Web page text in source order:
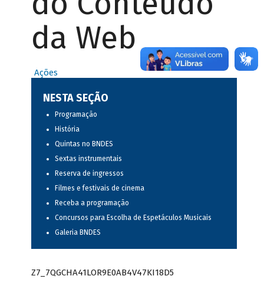
da Web
Ações
NESTA SEÇÃO
Programação
História
Quintas no BNDES
Sextas instrumentais
Reserva de ingressos
Filmes e festivais de cinema
Receba a programação
Concursos para Escolha de Espetáculos Musicais
Galeria BNDES
Z7_7QGCHA41LOR9E0AB4V47KI18D5